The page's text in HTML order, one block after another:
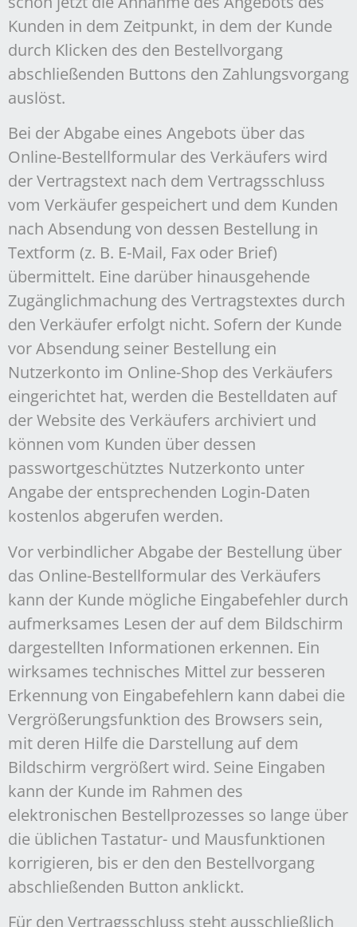
Kunden in dem Zeitpunkt, in dem der Kunde
durch Klicken des den Bestellvorgang
abschließenden Buttons den Zahlungsvorgang
auslöst.
Bei der Abgabe eines Angebots über das
Online-Bestellformular des Verkäufers wird
der Vertragstext nach dem Vertragsschluss
vom Verkäufer gespeichert und dem Kunden
nach Absendung von dessen Bestellung in
Textform (z. B. E-Mail, Fax oder Brief)
übermittelt. Eine darüber hinausgehende
Zugänglichmachung des Vertragstextes durch
den Verkäufer erfolgt nicht. Sofern der Kunde
vor Absendung seiner Bestellung ein
Nutzerkonto im Online-Shop des Verkäufers
eingerichtet hat, werden die Bestelldaten auf
der Website des Verkäufers archiviert und
können vom Kunden über dessen
passwortgeschütztes Nutzerkonto unter
Angabe der entsprechenden Login-Daten
kostenlos abgerufen werden.
Vor verbindlicher Abgabe der Bestellung über
das Online-Bestellformular des Verkäufers
kann der Kunde mögliche Eingabefehler durch
aufmerksames Lesen der auf dem Bildschirm
dargestellten Informationen erkennen. Ein
wirksames technisches Mittel zur besseren
Erkennung von Eingabefehlern kann dabei die
Vergrößerungsfunktion des Browsers sein,
mit deren Hilfe die Darstellung auf dem
Bildschirm vergrößert wird. Seine Eingaben
kann der Kunde im Rahmen des
elektronischen Bestellprozesses so lange über
die üblichen Tastatur- und Mausfunktionen
korrigieren, bis er den den Bestellvorgang
abschließenden Button anklickt.
Für den Vertragsschluss steht ausschließlich